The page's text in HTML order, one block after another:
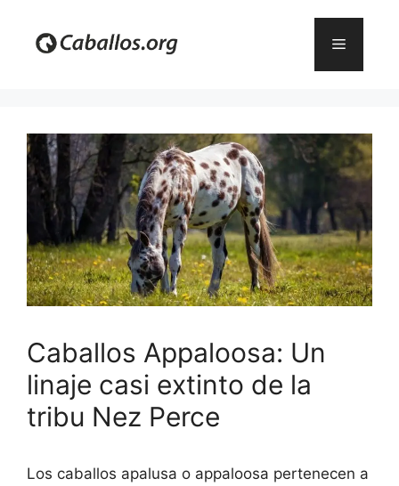
contenido
Menú
Caballos Appaloosa: Un
linaje casi extinto de la
tribu Nez Perce
Los caballos apalusa o appaloosa pertenecen a